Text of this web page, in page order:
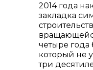
2014 года
закладка
четыре года
который не
три